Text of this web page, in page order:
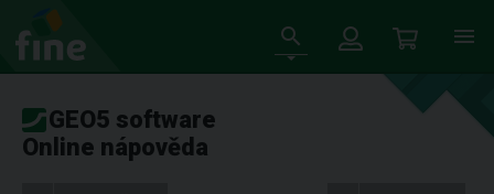
GEO5 software
Online nápověda